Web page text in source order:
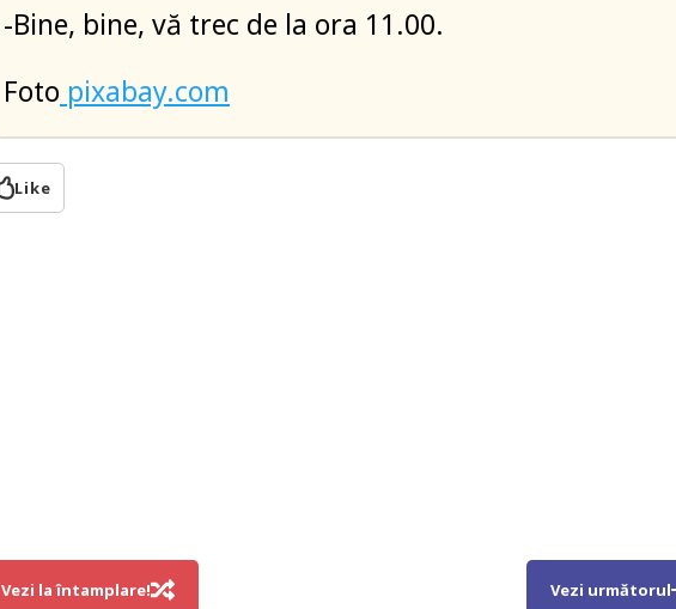
-Bine, bine, vă trec de la ora 11.00.
Foto pixabay.com
Like
Vezi la întamplare! Vezi următorul